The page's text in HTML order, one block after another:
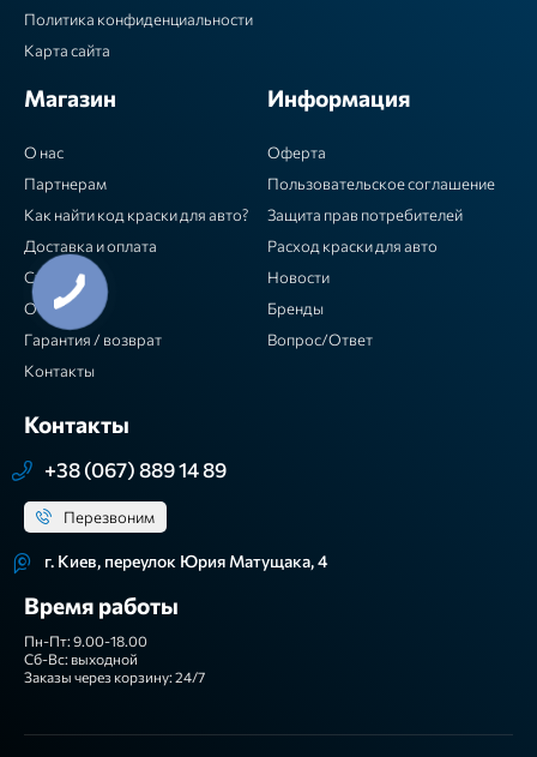
Политика конфиденциальности
Карта сайта
Магазин
О нас
Партнерам
Как найти код краски для авто?
Доставка и оплата
Статьи
Отзывы
Гарантия / возврат
Контакты
Информация
Оферта
Пользовательское соглашение
Защита прав потребителей
Расход краски для авто
Новости
Бренды
Вопрос/Ответ
Контакты
+38 (067) 889 14 89
Перезвоним
г. Киев, переулок Юрия Матущака, 4
Время работы
Пн-Пт: 9.00-18.00
Сб-Вс: выходной
Заказы через корзину: 24/7